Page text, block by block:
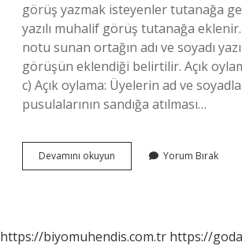
görüş yazmak isteyenler tutanağa
yazılı muhalif görüş tutanağa
notu sunan ortağın adı ve soyadı
görüşün eklendiği belirtilir. Açık
c) Açık oylama: Üyelerin ad ve
pusulalarının sandığa atılması…
Devamını okuyun
Kurulda
Yorum Bırak
https://biyomuhendis.com.tr https://